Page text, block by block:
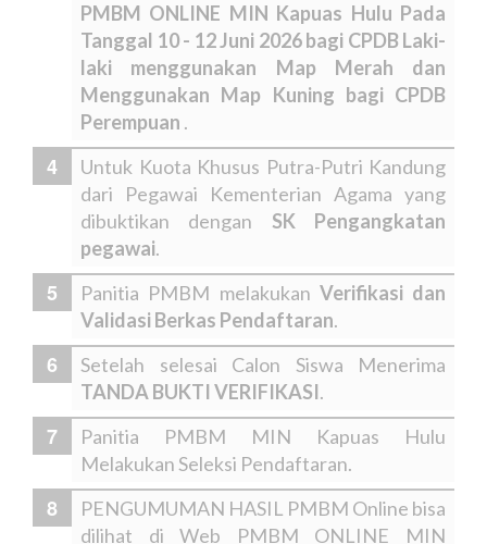
PMBM ONLINE MIN Kapuas Hulu Pada
Tanggal 10 - 12 Juni 2026 bagi CPDB Laki-
laki menggunakan Map Merah dan
Menggunakan Map Kuning bagi CPDB
Perempuan .
Untuk Kuota Khusus Putra-Putri Kandung
dari Pegawai Kementerian Agama yang
dibuktikan dengan SK Pengangkatan
pegawai.
Panitia PMBM melakukan Verifikasi dan
Validasi Berkas Pendaftaran.
Setelah selesai Calon Siswa Menerima
TANDA BUKTI VERIFIKASI.
Panitia PMBM MIN Kapuas Hulu
Melakukan Seleksi Pendaftaran.
PENGUMUMAN HASIL PMBM Online bisa
dilihat di Web PMBM ONLINE MIN